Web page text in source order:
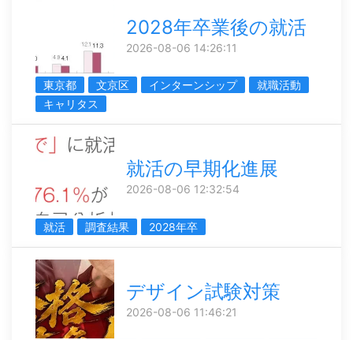
2028年卒業後の就活
2026-08-06 14:26:11
東京都 文京区 インターンシップ
就職活動
キャリタス
就活の早期化進展
2026-08-06 12:32:54
就活 調査結果 2028年卒
デザイン試験対策
2026-08-06 11:46:21